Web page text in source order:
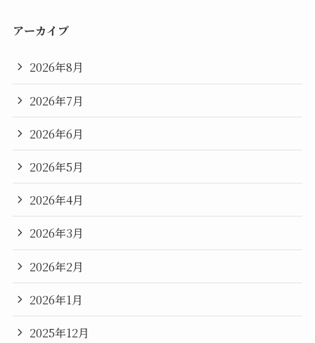
アーカイブ
2026年8月
2026年7月
2026年6月
2026年5月
2026年4月
2026年3月
2026年2月
2026年1月
2025年12月